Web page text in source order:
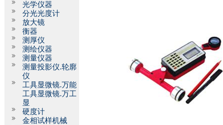
光学仪器
分光光度计
放大镜
衡器
测厚仪
测绘仪器
测量仪器
测量投影仪.轮廓
仪
工具显微镜.万能
工具显微镜.万工
显
硬度计
金相试样机械